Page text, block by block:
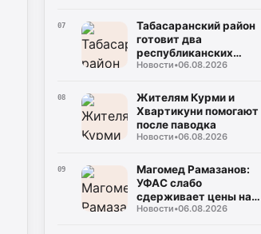
07
Табасаранский район
готовит два
республиканских
турнира в честь Героев
Новости•06.08.2026
08
Жителям Курми и
Хвартикуни помогают
после паводка
Новости•06.08.2026
09
Магомед Рамазанов:
УФАС слабо
сдерживает цены на
топливо
Новости•06.08.2026